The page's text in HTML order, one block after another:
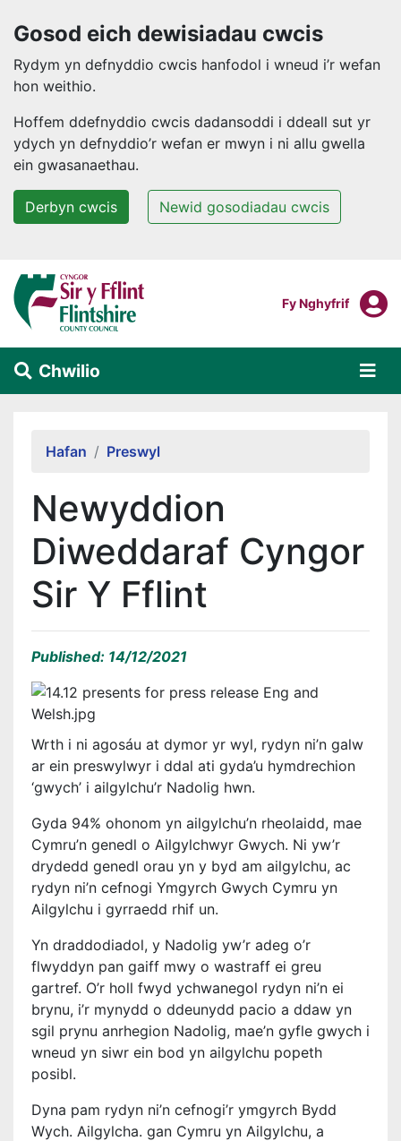
Gosod eich dewisiadau cwcis
Rydym yn defnyddio cwcis hanfodol i wneud i’r wefan
hon weithio.
Hoffem ddefnyddio cwcis dadansoddi i ddeall sut yr
ydych yn defnyddio’r wefan er mwyn i ni allu gwella
ein gwasanaethau.
Derbyn cwcis Newid gosodiadau cwcis
Neidio i'r prif gynnwys
Mewngofnodi I
Fy Nghyfrif
Chwilio
Hafan Preswyl
Newyddion
Diweddaraf Cyngor
Sir Y Fflint
Published: 14/12/2021
Wrth i ni agosáu at dymor yr wyl, rydyn ni’n galw
ar ein preswylwyr i ddal ati gyda’u hymdrechion
‘gwych’ i ailgylchu’r Nadolig hwn.
Gyda 94% ohonom yn ailgylchu’n rheolaidd, mae
Cymru’n genedl o Ailgylchwyr Gwych. Ni yw’r
drydedd genedl orau yn y byd am ailgylchu, ac
rydyn ni’n cefnogi Ymgyrch Gwych Cymru yn
Ailgylchu i gyrraedd rhif un.
Yn draddodiadol, y Nadolig yw’r adeg o’r
flwyddyn pan gaiff mwy o wastraff ei greu
gartref. O’r holl fwyd ychwanegol rydyn ni’n ei
brynu, i’r mynydd o ddeunydd pacio a ddaw yn
sgil prynu anrhegion Nadolig, mae’n gyfle gwych i
wneud yn siwr ein bod yn ailgylchu popeth
posibl.
Dyna pam rydyn ni’n cefnogi’r ymgyrch Bydd
Wych. Ailgylcha. gan Cymru yn Ailgylchu, a